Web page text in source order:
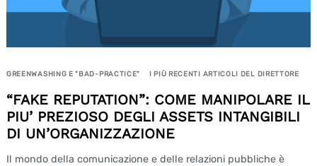
GREENWASHING E "BAD-PRACTICE" I PIÙ RECENTI ARTICOLI DEL DIRETTORE
“FAKE REPUTATION”: COME MANIPOLARE IL
PIU’ PREZIOSO DEGLI ASSETS INTANGIBILI
DI UN’ORGANIZZAZIONE
Il mondo della comunicazione e delle relazioni pubbliche è